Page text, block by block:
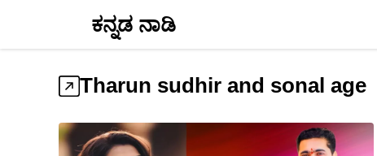
ಕನ್ನಡ ನಾಡಿ
Tharun sudhir and sonal age